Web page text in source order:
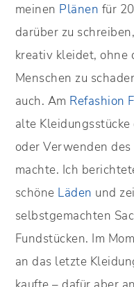
meinen Plänen für
darüber zu
kreativ kleidet, ohne
Menschen zu
auch. Am Refashion
alte
oder Verwenden
machte. Ich
schöne Läden und
selbstgemachten
Fundstücken. Im
an das letzte